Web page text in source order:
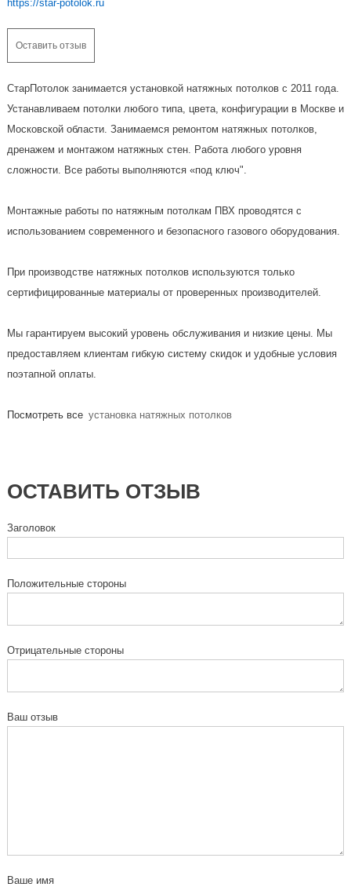
https://star-potolok.ru
Оставить отзыв
СтарПотолок занимается установкой натяжных потолков с 2011 года.
Устанавливаем потолки любого типа, цвета, конфигурации в Москве и
Московской области. Занимаемся ремонтом натяжных потолков,
дренажем и монтажом натяжных стен. Работа любого уровня
сложности. Все работы выполняются «под ключ".
Монтажные работы по натяжным потолкам ПВХ проводятся с
использованием современного и безопасного газового оборудования.
При производстве натяжных потолков используются только
сертифицированные материалы от проверенных производителей.
Мы гарантируем высокий уровень обслуживания и низкие цены. Мы
предоставляем клиентам гибкую систему скидок и удобные условия
поэтапной оплаты.
Посмотреть все установка натяжных потолков
ОСТАВИТЬ ОТЗЫВ
Заголовок
Положительные стороны
Отрицательные стороны
Ваш отзыв
Ваше имя